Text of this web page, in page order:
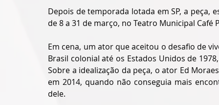
Depois de temporada lotada em SP, a peça,
de 8 a 31 de março, no Teatro Municipal Café
Em cena, um ator que aceitou o desafio de
Brasil colonial até os Estados Unidos de
Sobre a idealização da peça, o ator Ed
em 2014, quando não conseguia mais
dele.